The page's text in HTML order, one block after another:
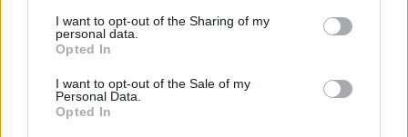
I want to opt-out of the Sharing of my
personal data.
Opted In
I want to opt-out of the Sale of my
Personal Data.
Opted In